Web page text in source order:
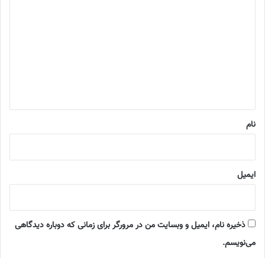
نام
ایمیل
ذخیره نام، ایمیل و وبسایت من در مرورگر برای زمانی که دوباره دیدگاهی
می‌نویسم.